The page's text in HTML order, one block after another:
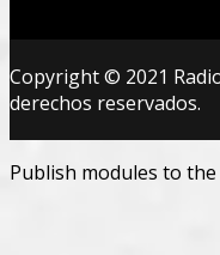
Copyright © 2021
derechos reservados.
Publish modules to